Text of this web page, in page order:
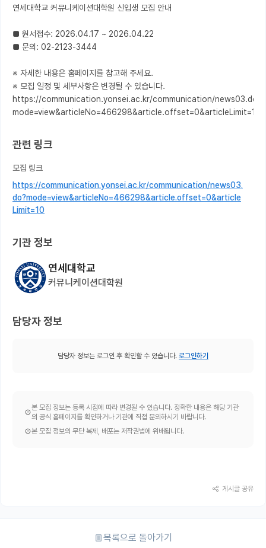
이벤트
반도체 아카데미
연세대학교 커뮤니케이션대학원 신입생 모집 안내
■ 원서접수: 2026.04.17 ~ 2026.04.22
■ 문의: 02-2123-3444
※ 자세한 내용은 홈페이지를 참고해 주세요.
※ 모집 일정 및 세부사항은 변경될 수 있습니다.
https://communication.yonsei.ac.kr/communication/news03.do?
mode=view&articleNo=466298&article.offset=0&articleLimit=10
관련 링크
모집 링크
https://communication.yonsei.ac.kr/communication/news03.
do?mode=view&articleNo=466298&article.offset=0&article
Limit=10
기관 정보
연세대학교
커뮤니케이션대학원
담당자 정보
담당자 정보는 로그인 후 확인할 수 있습니다. 로그인하기
본 모집 정보는 등록 시점에 따라 변경될 수 있습니다. 정확한 내용은 해당 기관
의 공식 홈페이지를 확인하거나 기관에 직접 문의하시기 바랍니다.
본 모집 정보의 무단 복제, 배포는 저작권법에 위배됩니다.
게시글 공유
목록으로 돌아가기